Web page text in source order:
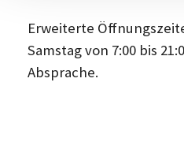
Erweiterte
Samstag von 7:00 bis
Absprache.